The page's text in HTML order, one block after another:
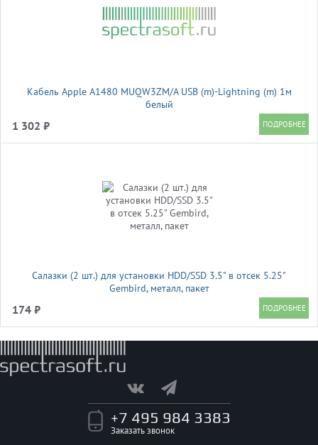
Кабель Apple A1480 MUQW3ZM/A USB (m)-Lightning (m) 1м
белый
1 302 ₽
Салазки (2 шт.) для установки HDD/SSD 3.5" в отсек 5.25"
Gembird, металл, пакет
174 ₽
+7 495 984 3383
Заказать звонок